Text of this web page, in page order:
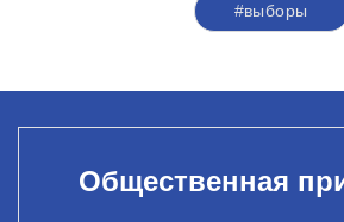
#выборы
Общественная